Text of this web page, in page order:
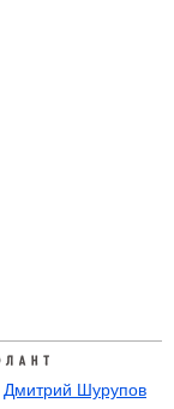
Дмитрий Шурупов